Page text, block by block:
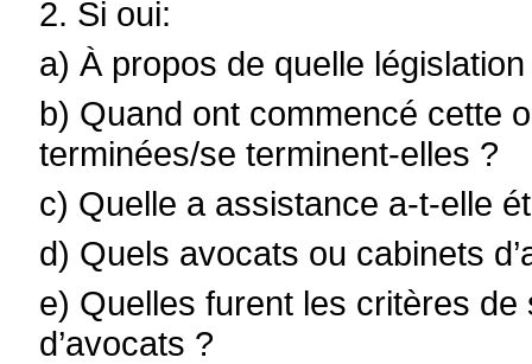
2. Si oui:
a) À propos de quelle
b) Quand ont commencé cette
terminées/se terminent-elles ?
c) Quelle a assistance a-t-elle
d) Quels avocats ou cabinets
e) Quelles furent les critères
d’avocats ?